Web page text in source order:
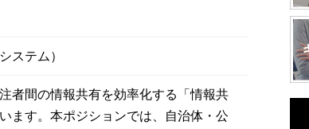
ステム）
者間の情報共有を効率化する「情報共
ます。本ポジションでは、自治体・公